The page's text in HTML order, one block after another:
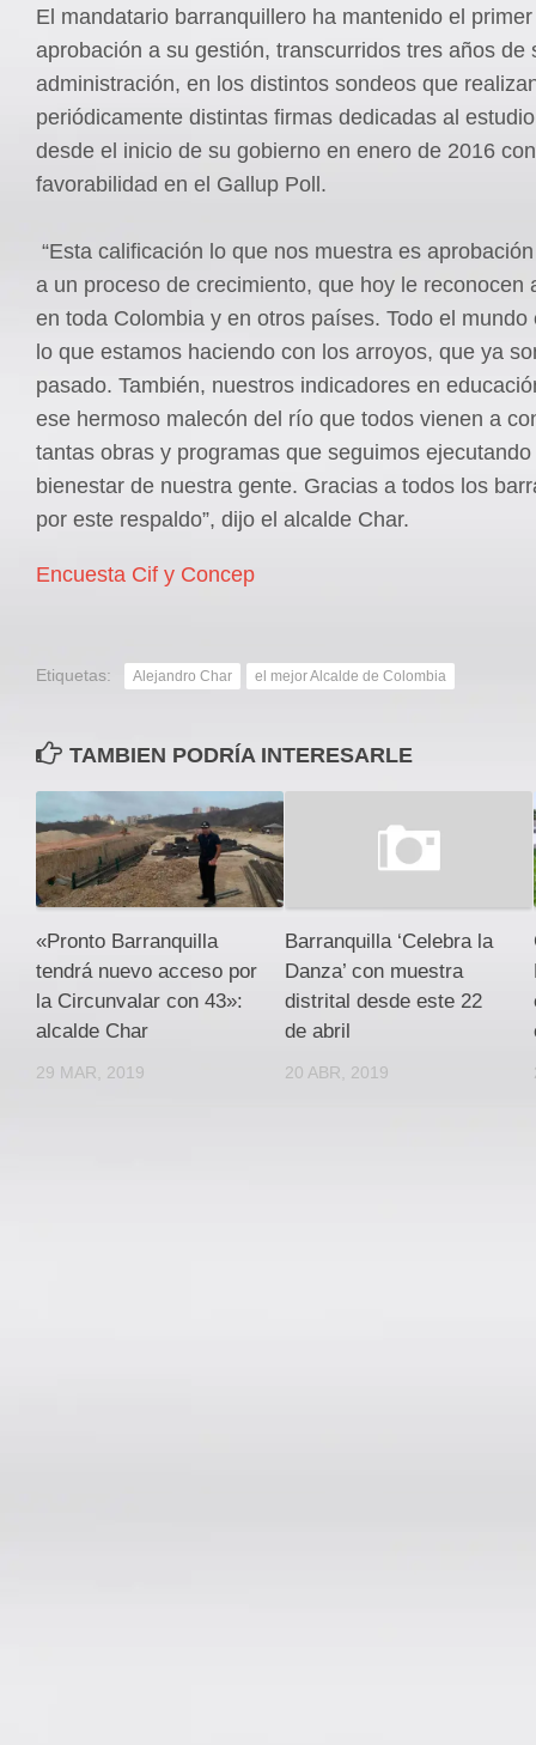
El mandatario barranquillero ha mantenido el
aprobación a su gestión, transcurridos tres años de
administración, en los distintos sondeos que
periódicamente distintas firmas dedicadas al
desde el inicio de su gobierno en enero de 2016
favorabilidad en el Gallup Poll.
“Esta calificación lo que nos muestra es
a un proceso de crecimiento, que hoy le reconocen
en toda Colombia y en otros países. Todo el mundo
lo que estamos haciendo con los arroyos, que ya
pasado. También, nuestros indicadores en
ese hermoso malecón del río que todos vienen a
tantas obras y programas que seguimos
bienestar de nuestra gente. Gracias a todos los
por este respaldo”, dijo el alcalde Char.
Encuesta Cif y Concep
Etiquetas: Alejandro Char el mejor Alcalde de Colombia
TAMBIEN PODRÍA INTERESARLE
«Pronto Barranquilla
tendrá nuevo acceso por
la Circunvalar con 43»:
alcalde Char
29 MAR, 2019
Barranquilla ‘Celebra la
Danza’ con muestra
distrital desde este 22
de abril
20 ABR, 2019